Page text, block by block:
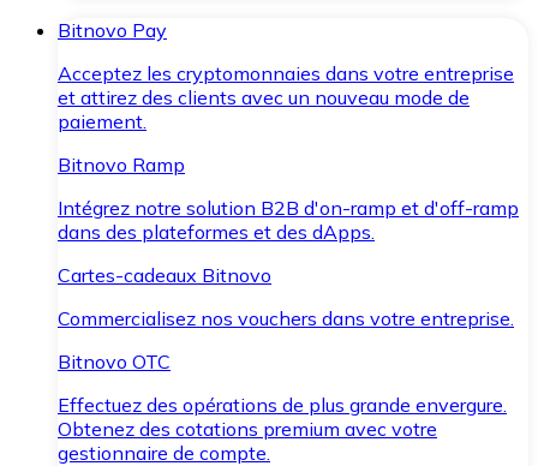
Bitnovo Pay
Acceptez les cryptomonnaies dans votre entreprise
et attirez des clients avec un nouveau mode de
paiement.
Bitnovo Ramp
Intégrez notre solution B2B d'on-ramp et d'off-ramp
dans des plateformes et des dApps.
Cartes-cadeaux Bitnovo
Commercialisez nos vouchers dans votre entreprise.
Bitnovo OTC
Effectuez des opérations de plus grande envergure.
Obtenez des cotations premium avec votre
gestionnaire de compte.